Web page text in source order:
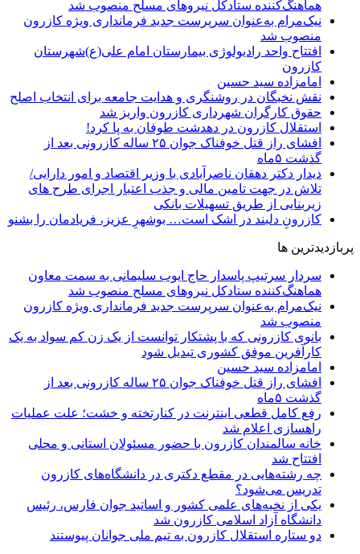
هماهنگ‌کننده ستادکل نیروهای مسلح منصوب شد
نیک‌مرام به‌عنوان سرپرست جدید فرمانداری ویژه کازرون
منصوب شد
افتتاح واحد رادیولوژی بیمارستان امام علی(ع)شهرستان
کازرون
امامزاده سید حسین
نقش نخبگان در روشنگری و هدایت‌ جامعه برای انتخاب اصلح
حقوق کارگران شهرداری کازرون واریز شد
استقلال کازرون در دهدشت طوفان به پا کرد!
افشای راز قتل خوفناک جوان ۲۵ ساله کازرونی بعد از
گذشت ۵ماه
دیدار دکتر دهقان ناصرآبادی با وزیر اقتصاد و امور دارایی/
تلاش در جهت تامین مالی و جذب اعتبار اجرای طرح های
زیربنایی از طریق تسهیلات بانکی
کازرونِ دلبند در اشک است… بوشهرِ عزیز، فریادمان را بشنو
پربازدیدترین ها
سردار سرتیپ پاسدار حاج ایوب سلیمانی به سمت معاون
هماهنگ‌کننده ستادکل نیروهای مسلح منصوب شد
نیک‌مرام به‌عنوان سرپرست جدید فرمانداری ویژه کازرون
منصوب شد
بانوی کازرونی که با پشتکار توانست از یک زن کم سواد به یک
کارآفرین موفق کشوری تبدیل شود
امامزاده سید حسین
افشای راز قتل خوفناک جوان ۲۵ ساله کازرونی بعد از
گذشت ۵ماه
رفع کامل قطعی اینترنت در کنارتخته و خشت؛ علت عملیات
راهسازی اعلام شد
خانه سالمندان کازرون با حضور مسئولان استانی و محلی
افتتاح شد
چه رشته‌هایی در مقطع دکتری در دانشگاه‌های کازرون
تدریس می‌شود؟
یکی از نخبه‌های علمی کشور و اساتید جوان فارس، رئیس
دانشگاه آزاد اسلامی کازرون شد
دو ستاره استقلال کازرون به تیم ملی جوانان پیوستند